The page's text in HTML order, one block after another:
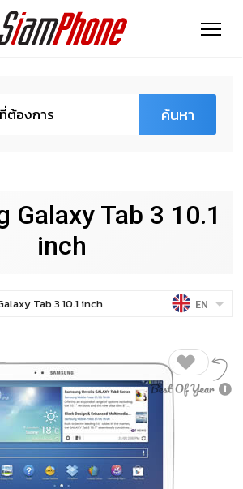
ค้นหา
Galaxy Tab 3 10.1
inch
Tab 3 10.1 inch EN